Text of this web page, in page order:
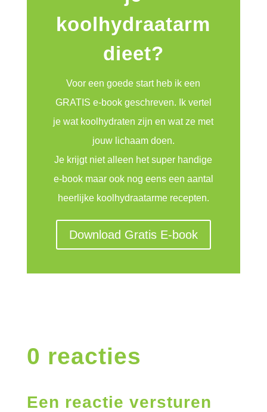
koolhydraatarm
dieet?
Voor een goede start heb ik een
GRATIS e-book geschreven. Ik vertel
je wat koolhydraten zijn en wat ze met
jouw lichaam doen.
Je krijgt niet alleen het super handige
e-book maar ook nog eens een aantal
heerlijke koolhydraatarme recepten.
Download Gratis E-book
0 reacties
Een reactie versturen